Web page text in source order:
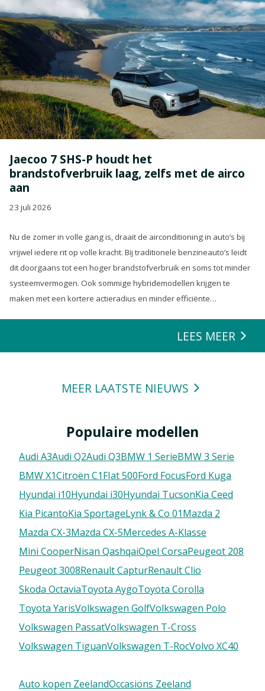
Jaecoo 7 SHS-P houdt het
brandstofverbruik laag, zelfs met de airco
aan
23 juli 2026
Nu de zomer in volle gang is, draait de airconditioning in auto’s bij
vrijwel iedere rit op volle kracht. Bij traditionele benzineauto’s leidt
dit doorgaans tot een hoger brandstofverbruik en soms tot minder
systeemvermogen. Ook sommige hybridemodellen krijgen te
maken met een kortere actieradius en minder efficiënte
LEES MEER
MEER LAATSTE NIEUWS
Populaire modellen
Audi A3Audi Q2Audi Q3BMW 1 SerieBMW 3 Serie
BMW X1Citroën C1FIat 500Ford FocusFord Kuga
Hyundai i10Hyundai i30Hyundai TucsonKia Ceed
Kia PicantoKia SportageLynk & Co 01Mazda 2
Mazda CX-3Mazda CX-5Mercedes A-Klasse
Mini CooperNisan QashqaiOpel CorsaPeugeot 208
Peugeot 3008Renault CapturRenault Clio
Skoda OctaviaToyota AygoToyota Corolla
Toyota YarisVolkswagen GolfVolkswagen Polo
Volkswagen PassatVolkswagen T-Cross
Volkswagen TiguanVolkswagen T-RocVolvo XC40
Auto kopen ZeelandOccasions Zeeland